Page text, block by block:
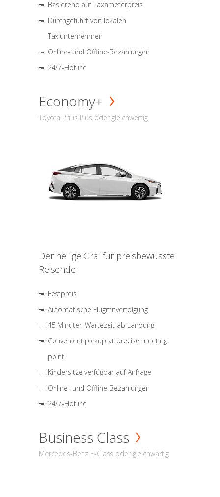
Basierend auf Taxameterpreis
Durchgeführt von lokalen
Taxiunternehmen
Online- und Offline-Bezahlungen
24/7-Hotline
Economy+
Toyota Prius Plus oder gleichwertig
Der heilige Gral für preisbewusste
Reisende
Festpreis
Automatische Flugmitverfolgung
45 Minuten Wartezeit ab Landung
Convenient pickup at precise meeting
point
Kindersitze verfügbar auf Anfrage
Online- und Offline-Bezahlungen
24/7-Hotline
Business Class
Mercedes-Benz E-Class oder gleichwärtig